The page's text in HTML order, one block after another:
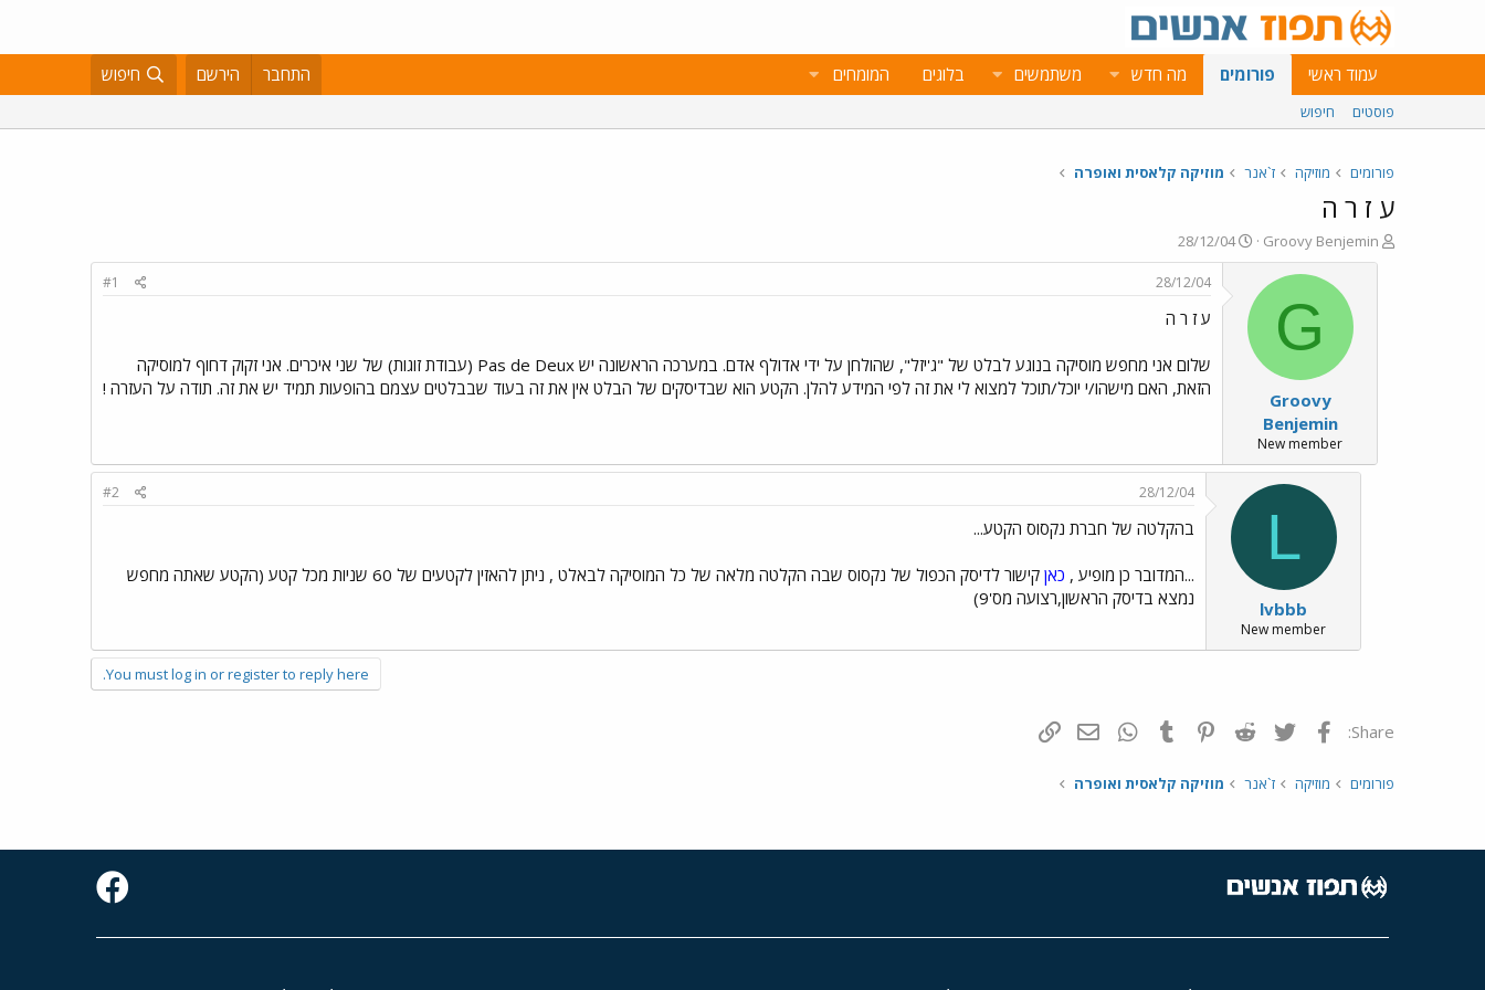
עמוד ראשי פורומים מה חדש משתמשים בלוגים המומחים התחבר הירשם חיפוש
פוסטים חיפוש
פורומים מוזיקה ז`אנר מוזיקה קלאסית ואופרה
ע ז ר ה
פ
ו
Groovy Benjemin
פ
ו
ס
28/12/04
G
Groovy
Benjemin
New member
28/12/04
#1
ע ז ר ה
שלום אני מחפש מוסיקה בנוגע לבלט של "ג'יזל", שהולחן על ידי אדולף אדם. במערכה הראשונה יש Pas de Deux (עבודת זוגות) של שני איכרים. אני זקוק דחוף למוסיקה
הזאת, האם מישהו/י יוכל/תוכל למצוא לי את זה לפי המידע להלן. הקטע הוא שבדיסקים של הבלט אין את זה בעוד שבבלטים עצמם בהופעות תמיד יש את זה. תודה על העזרה !
L
lvbbb
New member
28/12/04
#2
בהקלטה של חברת נקסוס הקטע...
...המדובר כן מופיע , כאן
קישור לדיסק הכפול של נקסוס שבה הקלטה מלאה של כל המוסיקה לבאלט , ניתן להאזין לקטעים של 60 שניות מכל קטע (הקטע שאתה מחפש
נמצא בדיסק הראשון,רצועה מס'9)
You must log in or register to reply here.
Share: פייסבוק Twitter
Reddit
Pinterest
Tumblr
WhatsAppדואר אלקטרוני
פורומים מוזיקה ז`אנר מוזיקה קלאסית ואופרה